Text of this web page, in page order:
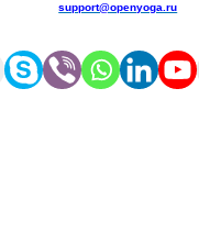
support@openyoga.ru